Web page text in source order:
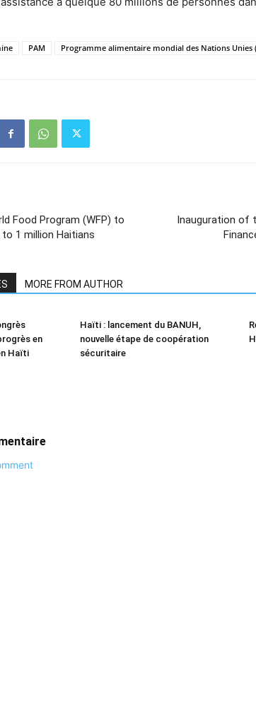
PAM Programme alimentaire mondial des Nations Unies
Food Program (WFP) to
1 million Haitians
Inauguration of
MORE FROM AUTHOR
en
Haïti
Haïti : lancement du BANUH,
nouvelle étape de coopération
sécuritaire